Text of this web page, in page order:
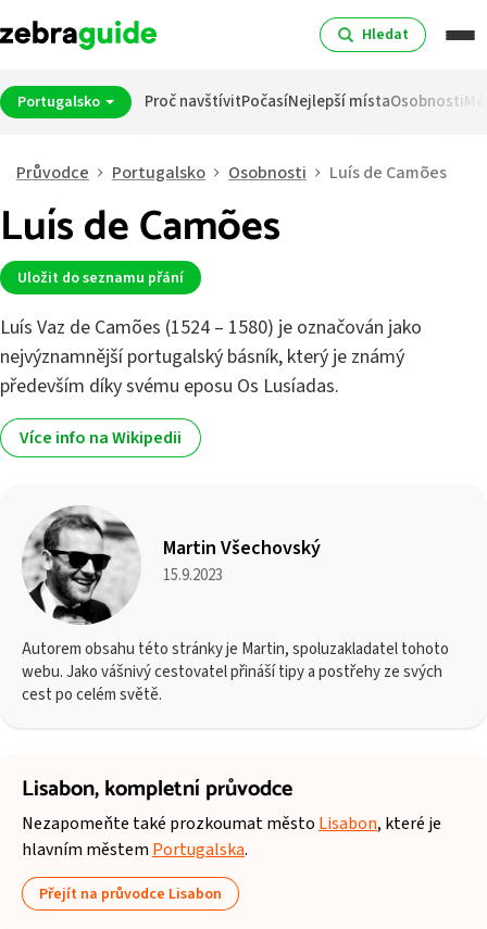
Hledat
Portugalsko Proč navštívitPočasíNejlepší místaOsobnosti
Průvodce Portugalsko Osobnosti Luís de Camões
Luís de Camões
Uložit do seznamu přání
Luís Vaz de Camões (1524 – 1580) je označován jako
nejvýznamnější portugalský básník, který je známý
především díky svému eposu Os Lusíadas.
Více info na Wikipedii
Martin Všechovský
15.9.2023
Autorem obsahu této stránky je Martin, spoluzakladatel tohoto
webu. Jako vášnivý cestovatel přináší tipy a postřehy ze svých
cest po celém světě.
Lisabon,kompletní průvodce
Nezapomeňte také prozkoumat městoLisabon, které je
hlavním městemPortugalska.
Přejít na průvodce Lisabon